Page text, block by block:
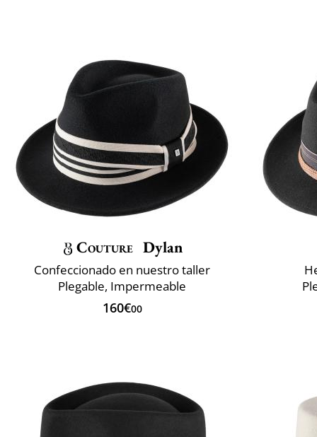
Couture Dylan
Confeccionado en nuestro taller
Plegable, Impermeable
160€00